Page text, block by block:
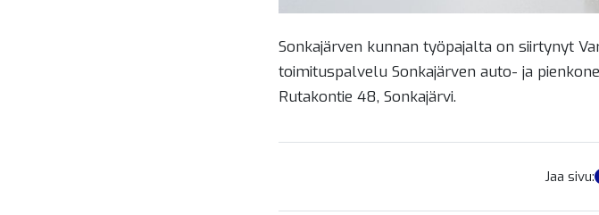
Sonkajärven kunnan työpajalta on siirtynyt
toimituspalvelu Sonkajärven auto- ja
Rutakontie 48, Sonkajärvi.
Jaa sivu: